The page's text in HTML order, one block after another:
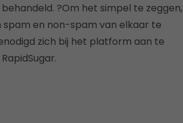
?Om het simpel te zeggen,
en non-spam van elkaar te
zich bij het platform aan te